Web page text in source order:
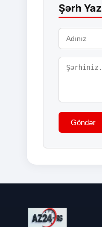
Şərh Yaz
Göndər